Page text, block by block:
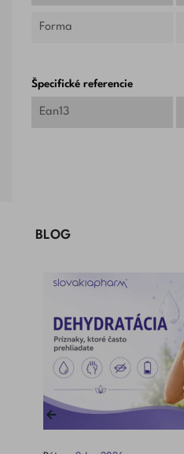
Forma
Špecifické referencie
Ean13
BLOG